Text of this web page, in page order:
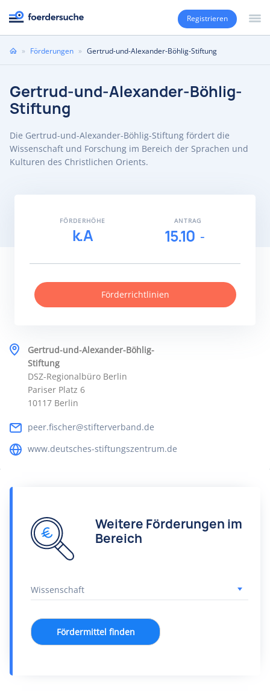
Registrieren
Sie» Förderungen » Gertrud-und-Alexander-Böhlig-Stiftung
Gertrud-und-Alexander-Böhlig-
Stiftung
Die Gertrud-und-Alexander-Böhlig-Stiftung fördert die
Wissenschaft und Forschung im Bereich der Sprachen und
Kulturen des Christlichen Orients.
Gertrud-und-Alexander-Böhlig-
Stiftung
DSZ-Regionalbüro Berlin
Pariser Platz 6
10117 Berlin
peer.fischer@stifterverband.de
www.deutsches-stiftungszentrum.de
FÖRDERHÖHE
k.A
ANTRAG
15.10
Förderrichtlinien
Weitere Förderungen im
Bereich
Fördermittel finden